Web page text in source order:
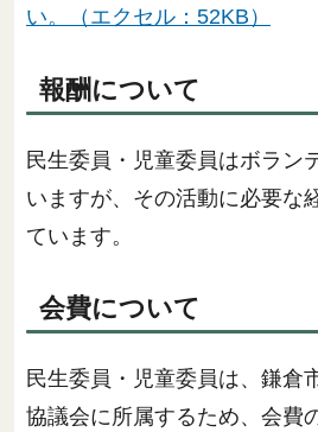
い。（エクセル：52KB）
報酬について
民生委員・児童委員はボラン
いますが、その活動に必要な
ています。
会費について
民生委員・児童委員は、鎌倉
協議会に所属するため、会費